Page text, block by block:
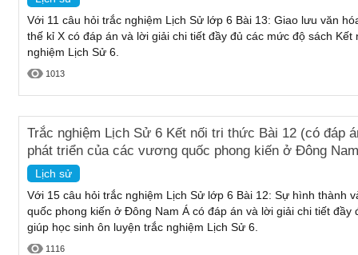
Với 11 câu hỏi trắc nghiệm Lịch Sử lớp 6 Bài 13: Giao lưu văn
thế kỉ X có đáp án và lời giải chi tiết đầy đủ các mức độ sách
nghiệm Lịch Sử 6.
1013
Trắc nghiệm Lịch Sử 6 Kết nối tri thức Bài 12 (có đáp
phát triển của các vương quốc phong kiến ở Đông
Lịch sử
Với 15 câu hỏi trắc nghiệm Lịch Sử lớp 6 Bài 12: Sự hình thành
quốc phong kiến ở Đông Nam Á có đáp án và lời giải chi tiết
giúp học sinh ôn luyện trắc nghiệm Lịch Sử 6.
1116